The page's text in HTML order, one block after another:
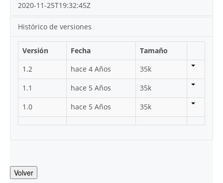
2020-11-25T19:32:45Z
Histórico de versiones
Versión Fecha
Tamaño
1.2
hace 4 Años
35k
1.1
hace 5 Años
35k
1.0
hace 5 Años 35k
Volver